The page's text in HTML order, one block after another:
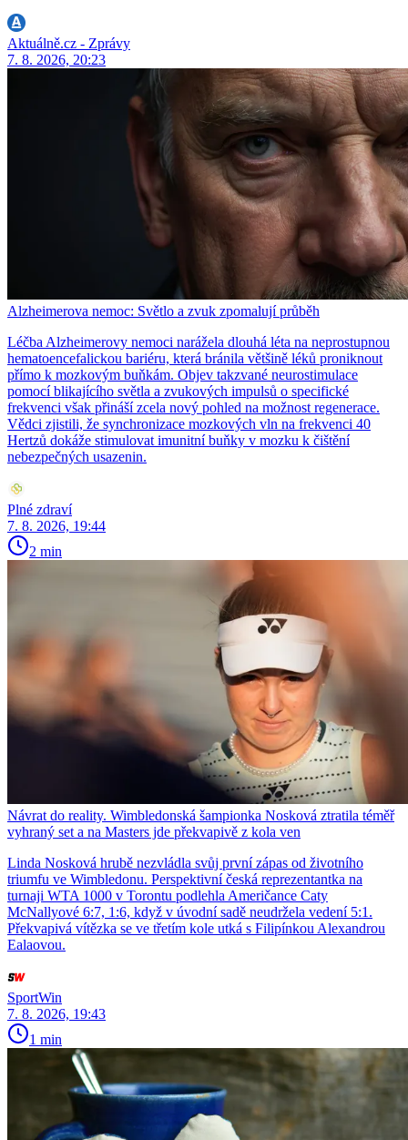
Aktuálně.cz - Zprávy
7. 8. 2026, 20:23
Alzheimerova nemoc: Světlo a zvuk zpomalují průběh
Léčba Alzheimerovy nemoci narážela dlouhá léta na neprostupnou
hematoencefalickou bariéru, která bránila většině léků proniknout
přímo k mozkovým buňkám. Objev takzvané neurostimulace
pomocí blikajícího světla a zvukových impulsů o specifické
frekvenci však přináší zcela nový pohled na možnost regenerace.
Vědci zjistili, že synchronizace mozkových vln na frekvenci 40
Hertzů dokáže stimulovat imunitní buňky v mozku k čištění
nebezpečných usazenin.
Plné zdraví
7. 8. 2026, 19:44
2 min
Návrat do reality. Wimbledonská šampionka Nosková ztratila téměř
vyhraný set a na Masters jde překvapivě z kola ven
Linda Nosková hrubě nezvládla svůj první zápas od životního
triumfu ve Wimbledonu. Perspektivní česká reprezentantka na
turnaji WTA 1000 v Torontu podlehla Američance Caty
McNallyové 6:7, 1:6, když v úvodní sadě neudržela vedení 5:1.
Překvapivá vítězka se ve třetím kole utká s Filipínkou Alexandrou
Ealaovou.
SportWin
7. 8. 2026, 19:43
1 min